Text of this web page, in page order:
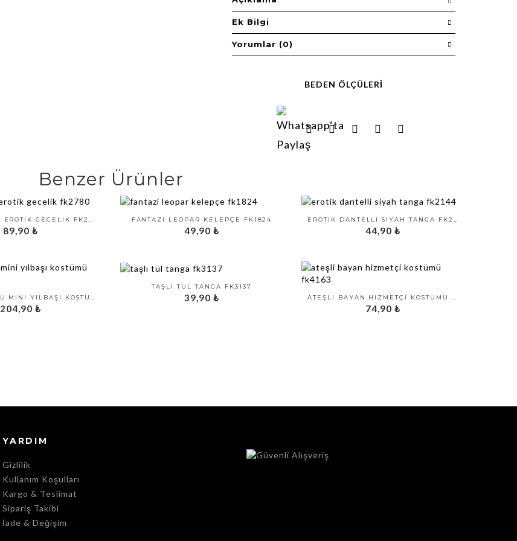
Ek Bilgi
Yorumlar (0)
BEDEN ÖLÇÜLERI
Benzer Ürünler
YANLARI MOR EROTIK GECELIK FK2780
89,90 ₺
FANTAZI LEOPAR KELEPÇE FK1824
49,90 ₺
EROTIK DANTELLI SIYAH TANGA FK2144
44,90 ₺
KIRMIZI TÜLLÜ MINI YILBAŞI KOSTÜMÜ FK4642
204,90 ₺
TAŞLI TÜL TANGA FK3137
39,90 ₺ ATEŞLI BAYAN HIZMETÇI KOSTÜMÜ FK4163
74,90 ₺
YARDIM
Gizlilik
Kullanım Koşulları
Kargo & Teslimat
Sipariş Takibi
İade & Değişim